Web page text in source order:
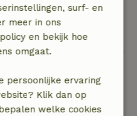
van het
surf- en
meer in ons
en bekijk hoe
omgaat.
persoonlijke ervaring
Klik dan op
welke cookies